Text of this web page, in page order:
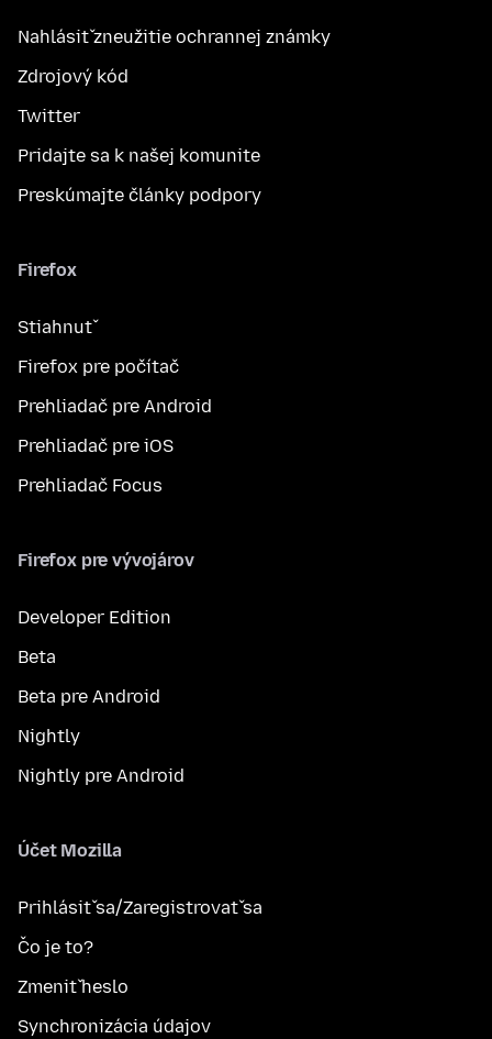
Nahlásiť zneužitie ochrannej známky
Zdrojový kód
Twitter
Pridajte sa k našej komunite
Preskúmajte články podpory
Firefox
Stiahnuť
Firefox pre počítač
Prehliadač pre Android
Prehliadač pre iOS
Prehliadač Focus
Firefox pre vývojárov
Developer Edition
Beta
Beta pre Android
Nightly
Nightly pre Android
Účet Mozilla
Prihlásiť sa/Zaregistrovať sa
Čo je to?
Zmeniť heslo
Synchronizácia údajov